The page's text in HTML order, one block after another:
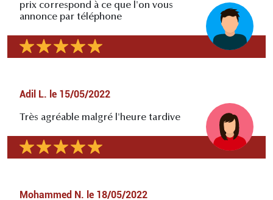
prix correspond à ce que l'on vous
annonce par téléphone
Adil L. le 15/05/2022
Très agréable malgré l'heure tardive
Mohammed N. le 18/05/2022